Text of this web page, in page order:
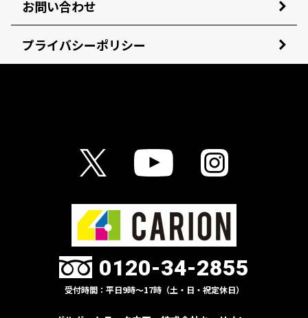
お問い合わせ
プライバシーポリシー
0120-34-2855
受付時間：平日9時〜17時（土・日・祝定休日）